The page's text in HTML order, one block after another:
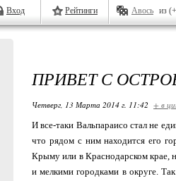
Вход Рейтинги Авось из
ПРИВЕТ С
Четверг, 13 Марта 2014 г. 11:42 + в
И все-таки Вальпараисо стал не
что рядом с ним находится его
Крыму или в Краснодарском крае,
и мелкими городками в округе.